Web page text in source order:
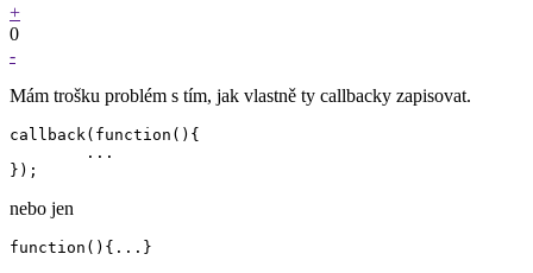
+
0
-
Mám trošku problém s tím, jak vlastně ty callbacky zapisovat.
callback(function(){
nebo jen